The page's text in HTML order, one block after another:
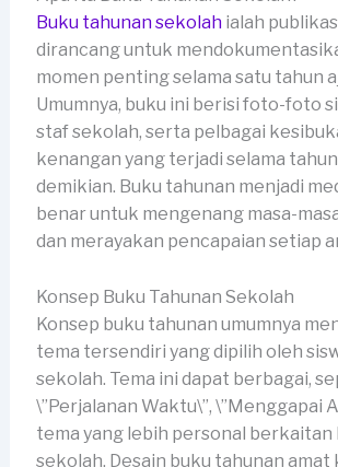
Buku tahunan sekolahialah
dirancang untuk
momen penting selama satu tahun
Umumnya, buku ini berisi foto-foto
staf sekolah, serta pelbagai
kenangan yang terjadi selama
demikian. Buku tahunan menjadi
benar untuk mengenang masa-
dan merayakan pencapaian setiap
Konsep Buku Tahunan Sekolah
Konsep buku tahunan umumnya
tema tersendiri yang dipilih oleh
sekolah. Tema ini dapat berbagai,
\”Perjalanan Waktu\”, \”Menggapai
tema yang lebih personal berkaitan
sekolah. Desain buku tahunan amat